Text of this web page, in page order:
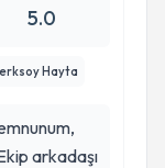
5.0
Hayta
arkadaşı